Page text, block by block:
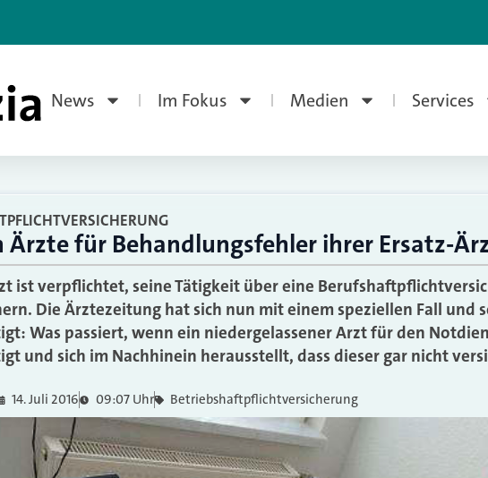
News Im Fokus Medien Services
Ärzte für Behandlungsfehler ihrer Ersatz-
ist verpflichtet, seine Tätigkeit über eine
Die Ärztezeitung hat sich nun mit einem speziellen Fall und
Was passiert, wenn ein niedergelassener Arzt für den
und sich im Nachhinein herausstellt, dass dieser gar nicht
14. Juli 2016 09:07 Uhr Betriebshaftpflichtversicherung